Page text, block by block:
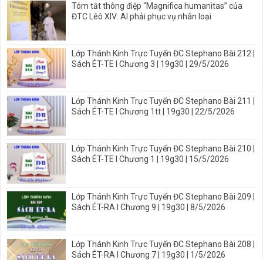
Tóm tắt thông điệp “Magnifica humanitas” của
ĐTC Lêô XIV: AI phải phục vụ nhân loại
Lớp Thánh Kinh Trực Tuyến ĐC Stephano Bài 212 |
Sách ÉT-TE I Chương 3 | 19g30 | 29/5/2026
Lớp Thánh Kinh Trực Tuyến ĐC Stephano Bài 211 |
Sách ÉT-TE I Chương 1tt | 19g30 | 22/5/2026
Lớp Thánh Kinh Trực Tuyến ĐC Stephano Bài 210 |
Sách ÉT-TE I Chương 1 | 19g30 | 15/5/2026
Lớp Thánh Kinh Trực Tuyến ĐC Stephano Bài 209 |
Sách ÉT-RA I Chương 9 | 19g30 | 8/5/2026
Lớp Thánh Kinh Trực Tuyến ĐC Stephano Bài 208 |
Sách ÉT-RA I Chương 7 | 19g30 | 1/5/2026